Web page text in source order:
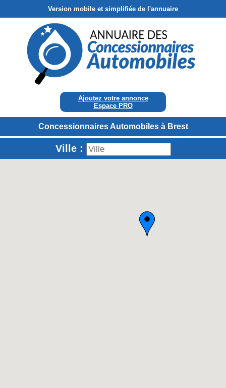
Version mobile et simplifiée de l'annuaire
Ajoutez votre annonce
Espace PRO
Concessionnaires Automobiles à Brest
Ville :